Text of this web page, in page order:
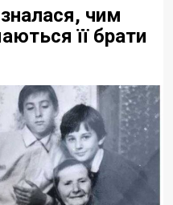
чим
її брати